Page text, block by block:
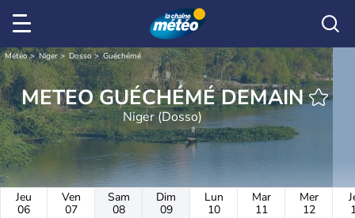
Météo Niger Dosso Guéchémé
METEO GUÉCHÉMÉ DEMAIN
Niger (Dosso)
Jeu
06
Ven
07
Sam
08
Dim
09
Lun
10
Mar
11
Mer
12